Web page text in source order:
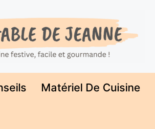
Matériel De Cuisine